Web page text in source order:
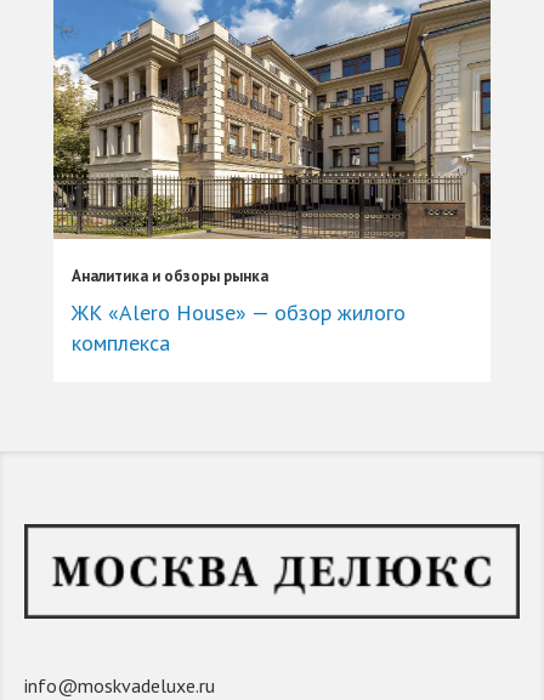
Аналитика и обзоры рынка
ЖК «Alero House» — обзор жилого
комплекса
info@moskvadeluxe.ru